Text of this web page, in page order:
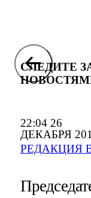
22:04 26
ДЕКАБРЯ
РЕДАКЦИЯ
СЛЕДИТЕ